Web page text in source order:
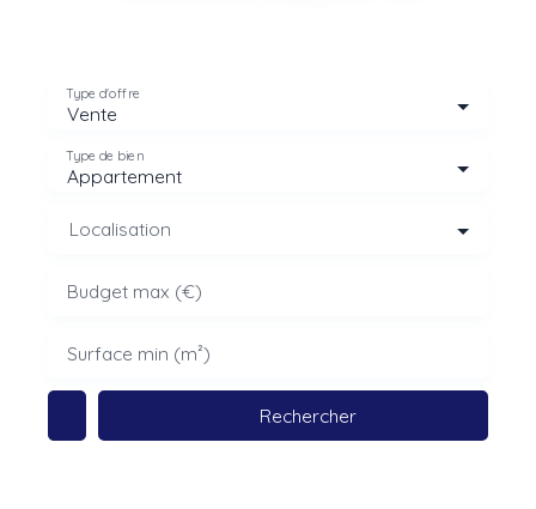
Vente
Type d'offre
Appartement
Type de bien
Localisation
Budget max (€)
Surface min (m²)
Rechercher